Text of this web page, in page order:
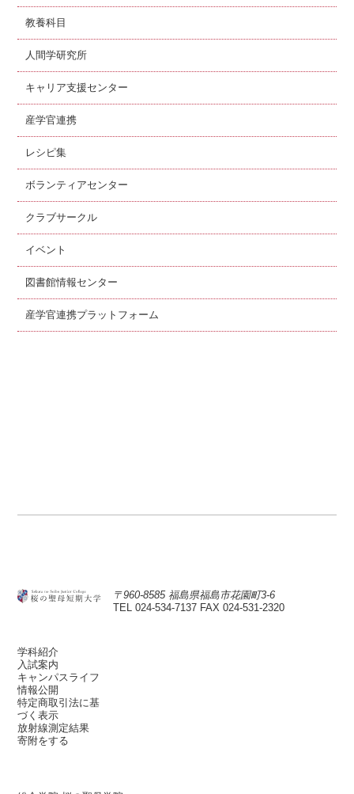
教養科目
人間学研究所
キャリア支援センター
産学官連携
レシピ集
ボランティアセンター
クラブサークル
イベント
図書館情報センター
産学官連携プラットフォーム
〒960-8585 福島県福島市花園町3-6
TEL 024-534-7137 FAX 024-531-2320
学科紹介
入試案内
キャンパスライフ
情報公開
特定商取引法に基
づく表示
放射線測定結果
寄附をする